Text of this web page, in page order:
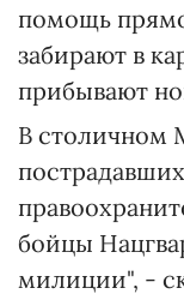
помощь
забирают в
прибывают
В столичном
бойцы
милиции", -